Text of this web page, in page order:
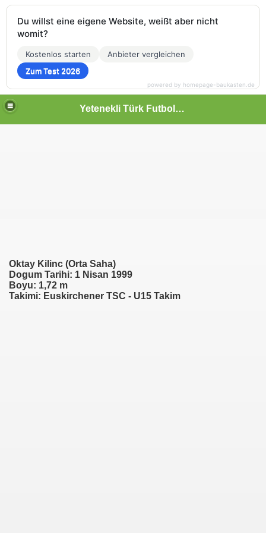
Yetenekli Türk Futbolcular
Oktay Kilinc (Orta Saha)
Dogum Tarihi: 1 Nisan 1999
Boyu: 1,72 m
Takimi: Euskirchener TSC - U15 Takim
Du willst eine eigene Website, weißt aber nicht
womit?
Kostenlos starten
Anbieter vergleichen
Zum Test 2026
powered by homepage-baukasten.de